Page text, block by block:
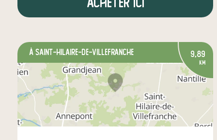
à Saint-Hilaire-de-Villefranche 9,89
km